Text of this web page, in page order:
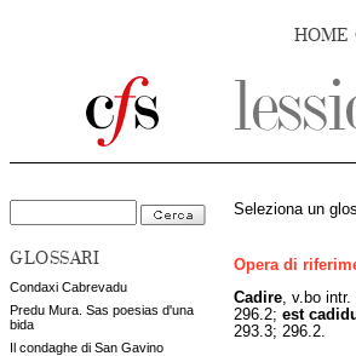
HOME
GLOSSARI
Condaxi Cabrevadu
Predu Mura. Sas poesias d'una
bida
Il condaghe di San Gavino
Seleziona un
Opera di
Cadire , v.bo intr.
296.2; est
293.3; 296.2.